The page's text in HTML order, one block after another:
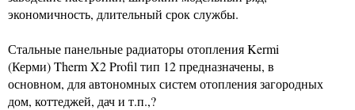
экономичность, длительный срок службы.
Стальные панельные радиаторы отопления Kermi
(Керми) Therm X2 Profil тип 12 предназначены, в
основном, для автономных систем отопления загородных
дом, коттеджей, дач и т.п.,?